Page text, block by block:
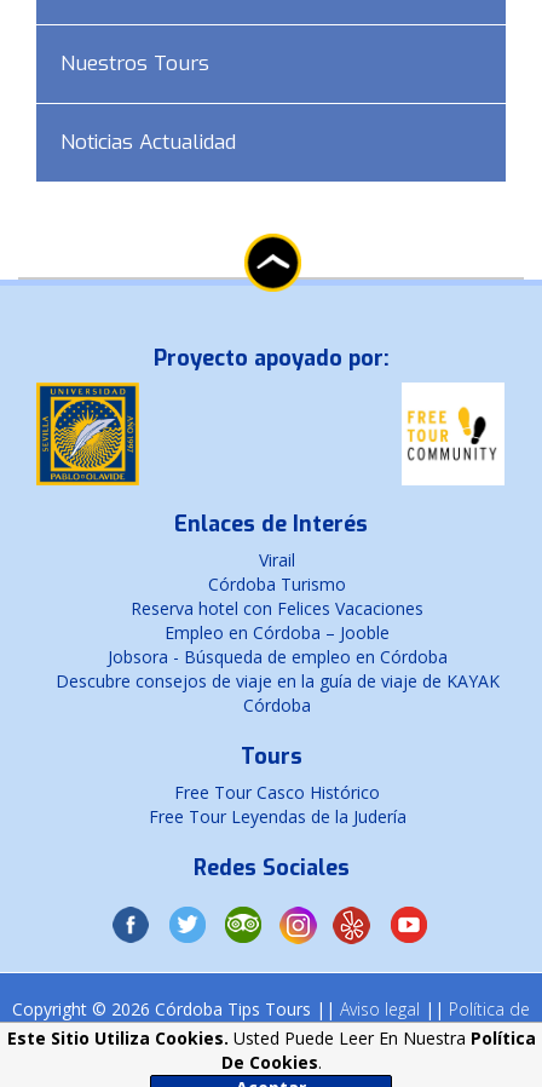
Nuestros Tours
Noticias Actualidad
Proyecto apoyado por:
Enlaces de Interés
Virail
Córdoba Turismo
Reserva hotel con Felices Vacaciones
Empleo en Córdoba – Jooble
Jobsora - Búsqueda de empleo en Córdoba
Descubre consejos de viaje en la guía de viaje de KAYAK
Córdoba
Tours
Free Tour Casco Histórico
Free Tour Leyendas de la Judería
Redes Sociales
Copyright © 2026 Córdoba Tips Tours || Aviso legal || Política de
cookies
Este Sitio Utiliza Cookies. Usted Puede Leer En Nuestra Política
De Cookies.